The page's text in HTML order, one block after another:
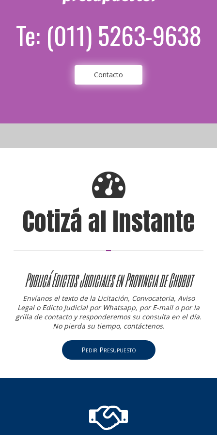
Te: (011) 5263-9638
Contacto
Cotizá al Instante
Publicá Edictos Judiciales en Provincia de Chubut
Envíanos el texto de la Licitación, Convocatoria, Aviso
Legal o Edicto Judicial por Whatsapp, por E-mail o por la
grilla de contacto y responderemos su consulta en el día.
No pierda su tiempo, contáctenos.
Pedir Presupuesto